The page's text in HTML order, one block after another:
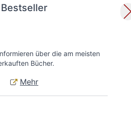
Bestseller
über die am meisten
Bücher.
Mehr